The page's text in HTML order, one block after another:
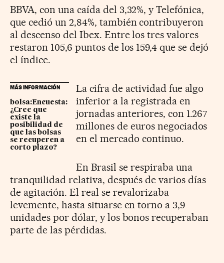
BBVA, con una caída del 3,32%, y Telefónica,
que cedió un 2,84%, también contribuyeron
al descenso del Ibex. Entre los tres valores
restaron 105,6 puntos de los 159,4 que se dejó
el índice.
MÁS INFORMACIÓN
bolsa:Encuesta:
¿Cree que
existe la
posibilidad de
que las bolsas
se recuperen a
corto plazo?
La cifra de actividad fue algo
inferior a la registrada en
jornadas anteriores, con 1.267
millones de euros negociados
en el mercado continuo.
En Brasil se respiraba una
tranquilidad relativa, después de varios días
de agitación. El real se revalorizaba
levemente, hasta situarse en torno a 3,9
unidades por dólar, y los bonos recuperaban
parte de las pérdidas.